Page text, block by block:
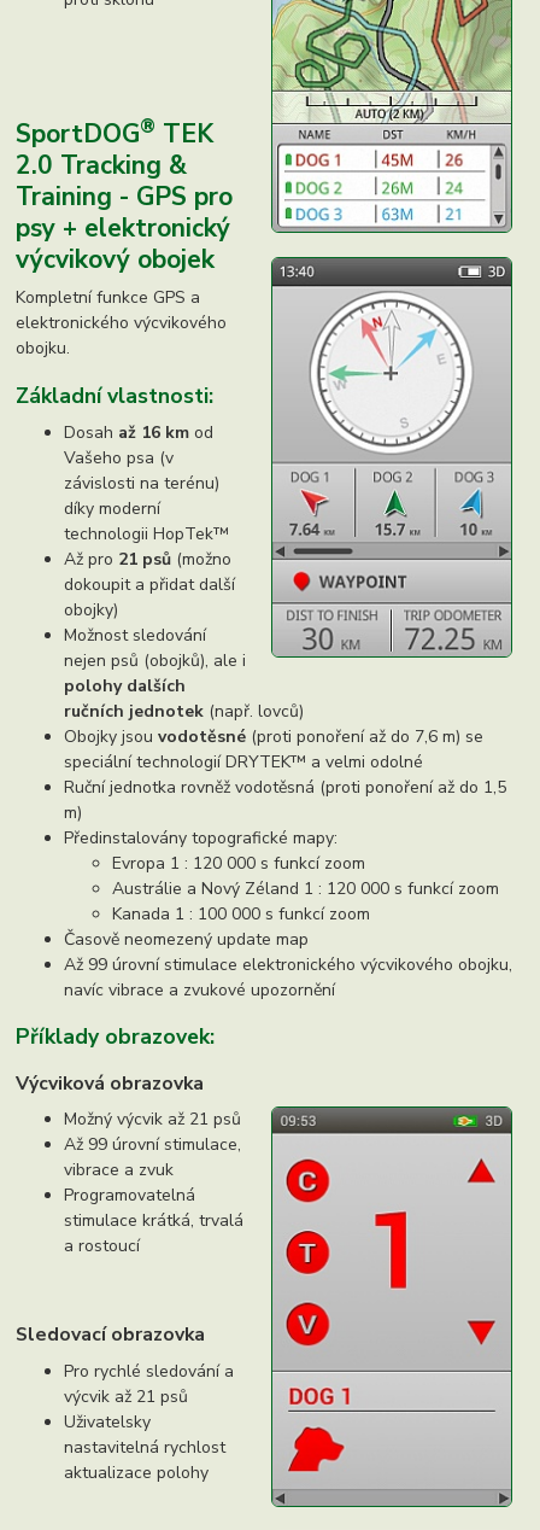
SportDOG® TEK
2.0 Tracking &
Training - GPS pro
psy + elektronický
výcvikový obojek
Kompletní funkce GPS a
elektronického výcvikového
obojku.
Základní vlastnosti:
Dosah až 16 km od
Vašeho psa (v
závislosti na terénu)
díky moderní
technologii HopTek™
Až pro 21 psů (možno
dokoupit a přidat další
obojky)
Možnost sledování
nejen psů (obojků), ale i
polohy dalších
ručních jednotek (např. lovců)
Obojky jsouvodotěsné (proti ponoření až do 7,6 m) se
speciální technologií DRYTEK™ a velmi odolné
Ruční jednotka rovněž vodotěsná (proti ponoření až do 1,5
m)
Předinstalovány topografické mapy:
Evropa 1 : 120 000 s funkcí zoom
Austrálie a Nový Zéland 1 : 120 000 s funkcí zoom
Kanada 1 : 100 000 s funkcí zoom
Časově neomezený update map
Až 99 úrovní stimulace elektronického výcvikového obojku,
navíc vibrace a zvukové upozornění
Příklady obrazovek:
Výcviková obrazovka
Možný výcvik až 21 psů
Až 99 úrovní stimulace,
vibrace a zvuk
Programovatelná
stimulace krátká, trvalá
a rostoucí
Sledovací obrazovka
Pro rychlé sledování a
výcvik až 21 psů
Uživatelsky
nastavitelná rychlost
aktualizace polohy